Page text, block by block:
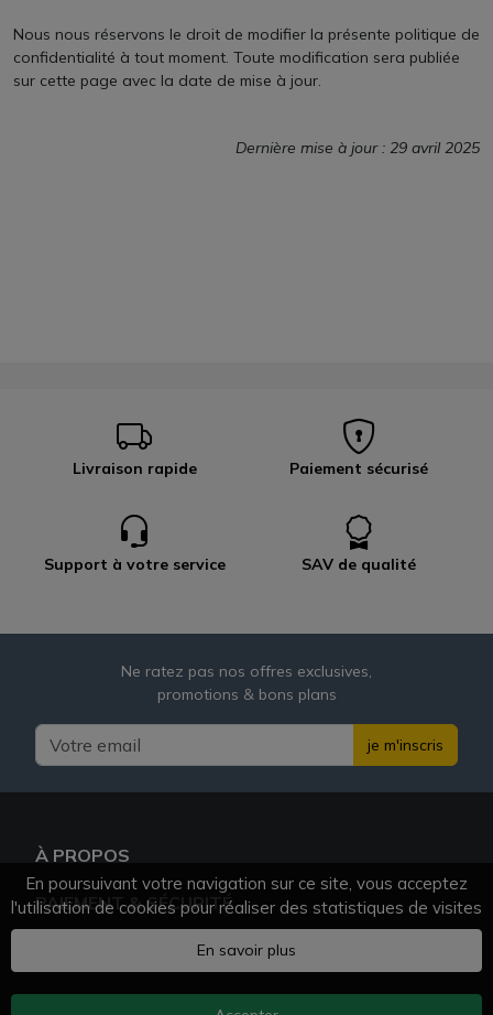
Nous nous réservons le droit de modifier la présente politique de
confidentialité à tout moment. Toute modification sera publiée
sur cette page avec la date de mise à jour.
Dernière mise à jour : 29 avril 2025
Livraison rapide Paiement sécurisé
Support à votre service SAV de qualité
Ne ratez pas nos offres exclusives,
promotions & bons plans
je m'inscris
À PROPOS
PAIEMENT & SÉCURITÉ
En poursuivant votre navigation sur ce site, vous acceptez
l'utilisation de cookies pour réaliser des statistiques de visites
En savoir plus